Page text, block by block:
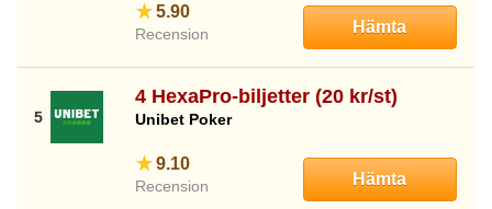
5.90
Recension Hämta
4 HexaPro-biljetter (20 kr/st)
Unibet Poker
9.10
Recension Hämta